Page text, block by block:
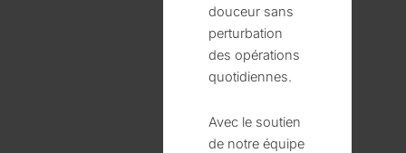
douceur sans
perturbation
des opérations
quotidiennes.
Avec le soutien
de notre équipe